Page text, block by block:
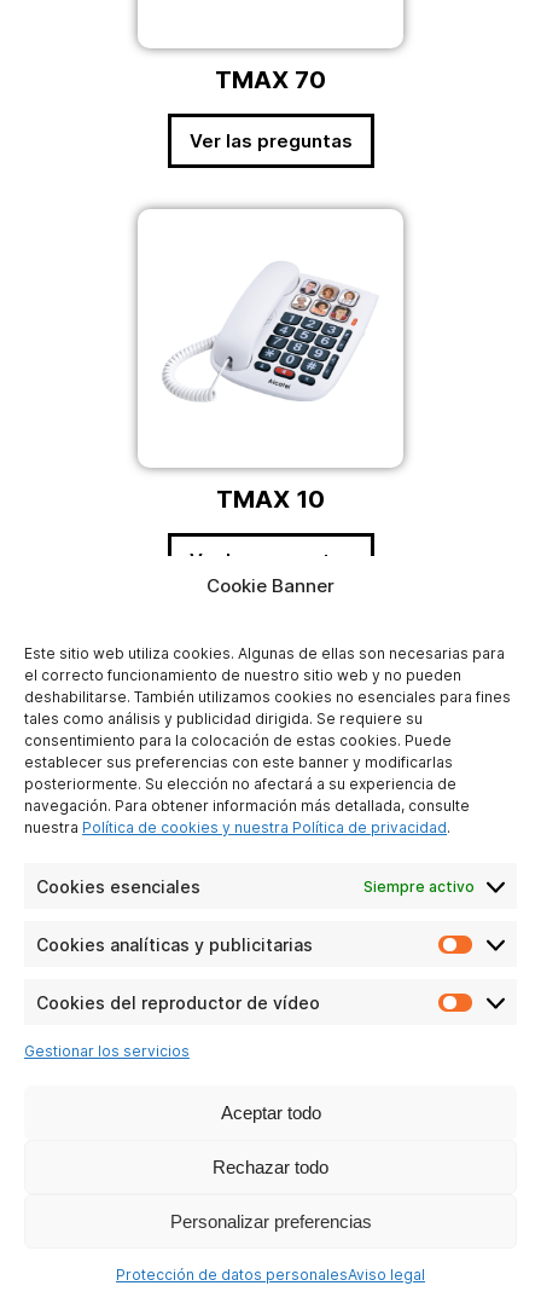
Cookie Banner
Este sitio web utiliza cookies. Algunas de ellas son necesarias para
el correcto funcionamiento de nuestro sitio web y no pueden
deshabilitarse. También utilizamos cookies no esenciales para fines
tales como análisis y publicidad dirigida. Se requiere su
consentimiento para la colocación de estas cookies. Puede
establecer sus preferencias con este banner y modificarlas
posteriormente. Su elección no afectará a su experiencia de
navegación. Para obtener información más detallada, consulte
nuestra Política de cookies y nuestra Política de privacidad.
Cookies esenciales Siempre activo
Cookies analíticas y publicitarias
Cookies del reproductor de vídeo
Gestionar los servicios
Aceptar todo
Rechazar todo
Personalizar preferencias
Protección de datos personalesAviso legal
TMAX 70
Ver las preguntas
TMAX 10
Ver las preguntas